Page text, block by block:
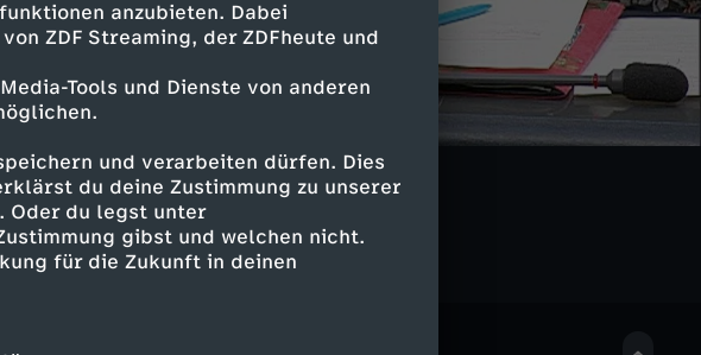
anzubieten. Dabei
ZDF Streaming, der ZDFheute und
Tools und Dienste von anderen
und verarbeiten dürfen. Dies
du deine Zustimmung zu unserer
Oder du legst unter
gibst und welchen nicht.
für die Zukunft in deinen